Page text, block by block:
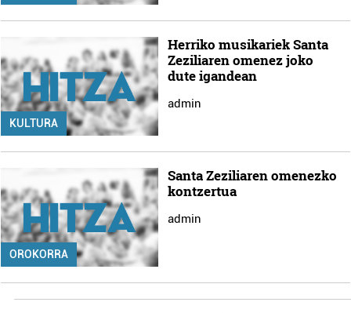
KULTURA
Herriko musikariek Santa
Zeziliaren omenez joko
dute igandean
admin
OROKORRA
Santa Zeziliaren omenezko
kontzertua
admin